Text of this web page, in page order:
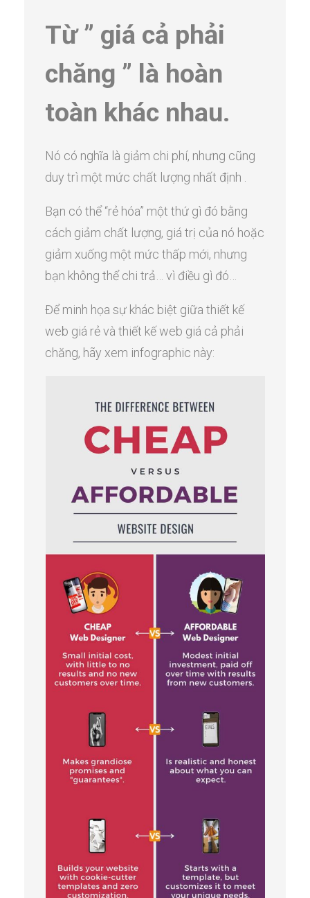
Từ ” giá cả phải
chăng ” là hoàn
toàn khác nhau.
Nó có nghĩa là giảm chi phí, nhưng cũng
duy trì một mức chất lượng nhất định .
Bạn có thể “rẻ hóa” một thứ gì đó bằng
cách giảm chất lượng, giá trị của nó hoặc
giảm xuống một mức thấp mới, nhưng
bạn không thể chi trả… vì điều gì đó…
Để minh họa sự khác biệt giữa thiết kế
web giá rẻ và thiết kế web giá cả phải
chăng, hãy xem infographic này: